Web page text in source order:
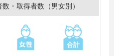
・取得者数（男女別）